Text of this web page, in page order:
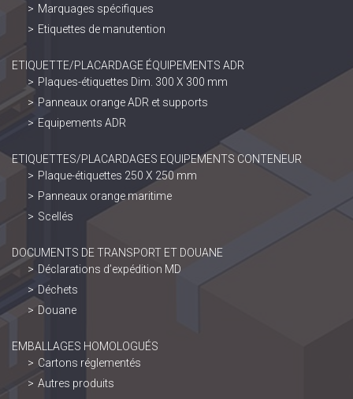
Marquages spécifiques
Etiquettes de manutention
ETIQUETTE/PLACARDAGE ÉQUIPEMENTS ADR
Plaques-étiquettes Dim. 300 X 300 mm
Panneaux orange ADR et supports
Equipements ADR
ETIQUETTES/PLACARDAGES EQUIPEMENTS CONTENEUR
Plaque-étiquettes 250 X 250 mm
Panneaux orange maritime
Scellés
DOCUMENTS DE TRANSPORT ET DOUANE
Déclarations d’expédition MD
Déchets
Douane
EMBALLAGES HOMOLOGUÉS
Cartons réglementés
Autres produits